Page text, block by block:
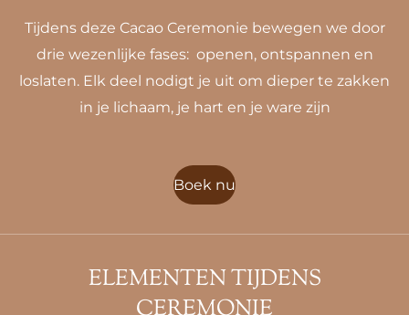
Tijdens deze Cacao Ceremonie bewegen we door
drie wezenlijke fases: openen, ontspannen en
loslaten. Elk deel nodigt je uit om dieper te zakken
in je lichaam, je hart en je ware zijn
Boek nu
ELEMENTEN TIJDENS